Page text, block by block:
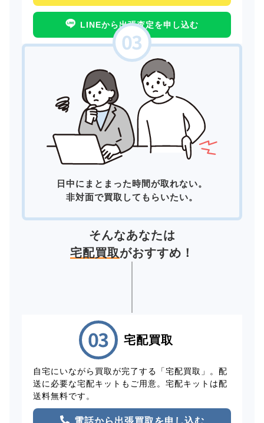
LINEから出張査定を申し込む
日中にまとまった時間が取れない。
非対面で買取してもらいたい。
そんなあなたは
宅配買取がおすすめ！
宅配買取
自宅にいながら買取が完了する「宅配買取」。配
送に必要な宅配キットもご用意。宅配キットは配
送料無料です。
電話から出張買取を申し込む